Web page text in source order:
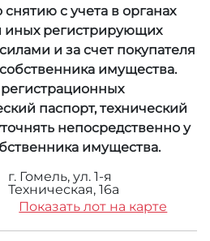
с учета в органах
иных регистрирующих
и за счет покупателя
имущества.
паспорт, технический
непосредственно у
имущества.
г. Гомель, ул. 1-я
Техническая, 16а
Показать лот на карте